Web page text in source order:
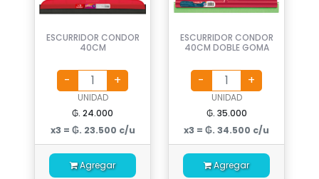
ESCURRIDOR CONDOR
40CM
UNIDAD
₲. 24.000
x3 = ₲. 23.500 c/u
Agregar
ESCURRIDOR CONDOR
40CM DOBLE GOMA
UNIDAD
₲. 35.000
x3 = ₲. 34.500 c/u
Agregar